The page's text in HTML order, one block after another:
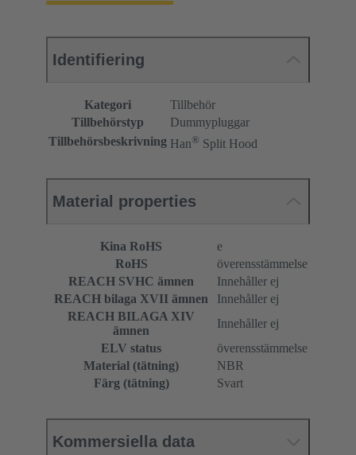
Identifiering
Kategori
Tillbehör
Tillbehörstyp
Dummypluggar
Tillbehörsbeskrivning Han® Split Hood
Material properties
Kina RoHS
e
RoHS
överensstämmelse
REACH SVHC ämnen
Innehåller ej
REACH bilaga XVII ämnen
Innehåller ej
REACH BILAGA XIV
ämnen
Innehåller ej
ELV status
överensstämmelse
Material (tätning)
NBR
Färg (tätning)
Svart
Kommersiella data